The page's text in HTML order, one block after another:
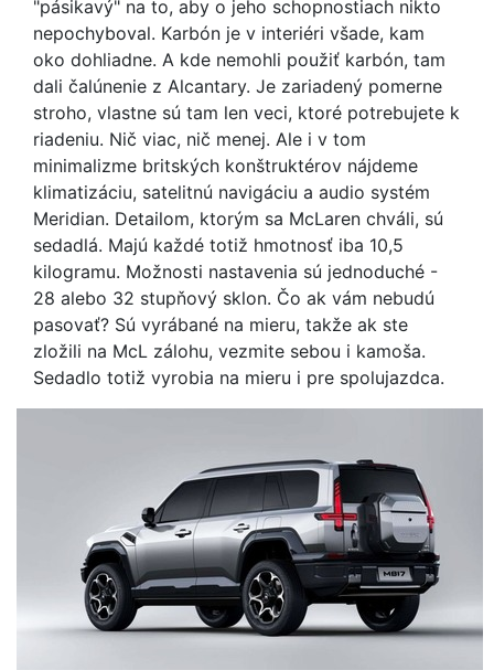
"pásikavý" na to, aby o jeho schopnostiach nikto
nepochyboval. Karbón je v interiéri všade, kam
oko dohliadne. A kde nemohli použiť karbón, tam
dali čalúnenie z Alcantary. Je zariadený pomerne
stroho, vlastne sú tam len veci, ktoré potrebujete k
riadeniu. Nič viac, nič menej. Ale i v tom
minimalizme britských konštruktérov nájdeme
klimatizáciu, satelitnú navigáciu a audio systém
Meridian. Detailom, ktorým sa McLaren chváli, sú
sedadlá. Majú každé totiž hmotnosť iba 10,5
kilogramu. Možnosti nastavenia sú jednoduché -
28 alebo 32 stupňový sklon. Čo ak vám nebudú
pasovať? Sú vyrábané na mieru, takže ak ste
zložili na McL zálohu, vezmite sebou i kamoša.
Sedadlo totiž vyrobia na mieru i pre spolujazdca.